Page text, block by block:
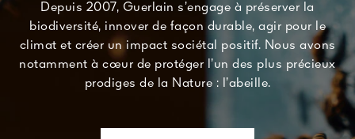
Depuis 2007, Guerlain s’engage à préserver la
biodiversité, innover de façon durable, agir pour le
climat et créer un impact sociétal positif. Nous avons
notamment à cœur de protéger l’un des plus précieux
prodiges de la Nature : l’abeille.